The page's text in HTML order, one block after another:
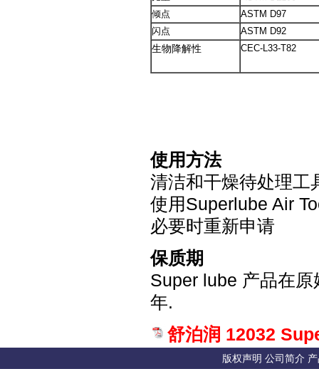
倾点
ASTM D97
闪点
ASTM D92
生物降解性 CEC-L33-T82
使用方法
清洁和干燥待处理工
使用Superlube Air
必要时重新申请
保质期
Super lube 产品在
年.
舒泊润 12032
版权声明 公司简介